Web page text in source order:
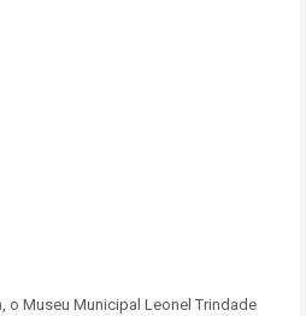
o Museu Municipal Leonel Trindade